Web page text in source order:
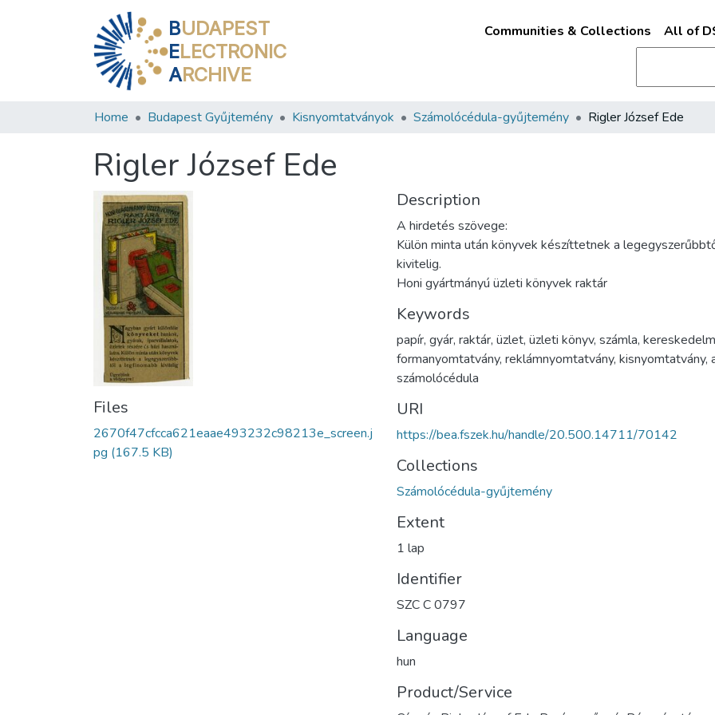
BUDAPEST
ELECTRONIC
ARCHIVE
Communities & Collections All of
Home Budapest Gyűjtemény Kisnyomtatványok Számolócédula-gyűjtemény Rigler József Ede
Rigler József Ede
Files
2670f47cfcca621eaae493232c98213e_screen.j
pg (167.5 KB)
Description
A hirdetés szövege:
Külön minta után könyvek készíttetnek a
kivitelig.
Honi gyártmányú üzleti könyvek raktár
Keywords
papír, gyár, raktár, üzlet, üzleti könyv, számla,
formanyomtatvány, reklámnyomtatvány, kisnyomtatvány,
számolócédula
URI
https://bea.fszek.hu/handle/20.500.14711/70142
Collections
Számolócédula-gyűjtemény
Extent
1 lap
Identifier
SZC C 0797
Language
hun
Product/Service